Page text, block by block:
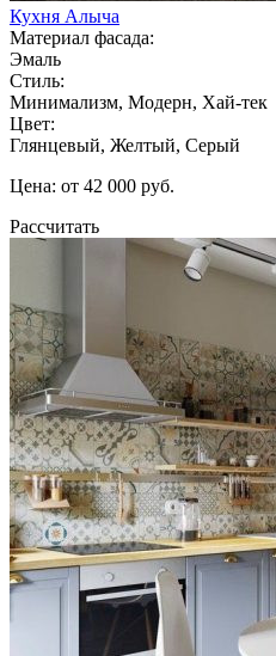
Кухня Алыча
Материал фасада:
Эмаль
Стиль:
Минимализм, Модерн, Хай-тек
Цвет:
Глянцевый, Желтый, Серый
Цена: от 42 000 руб.
Рассчитать